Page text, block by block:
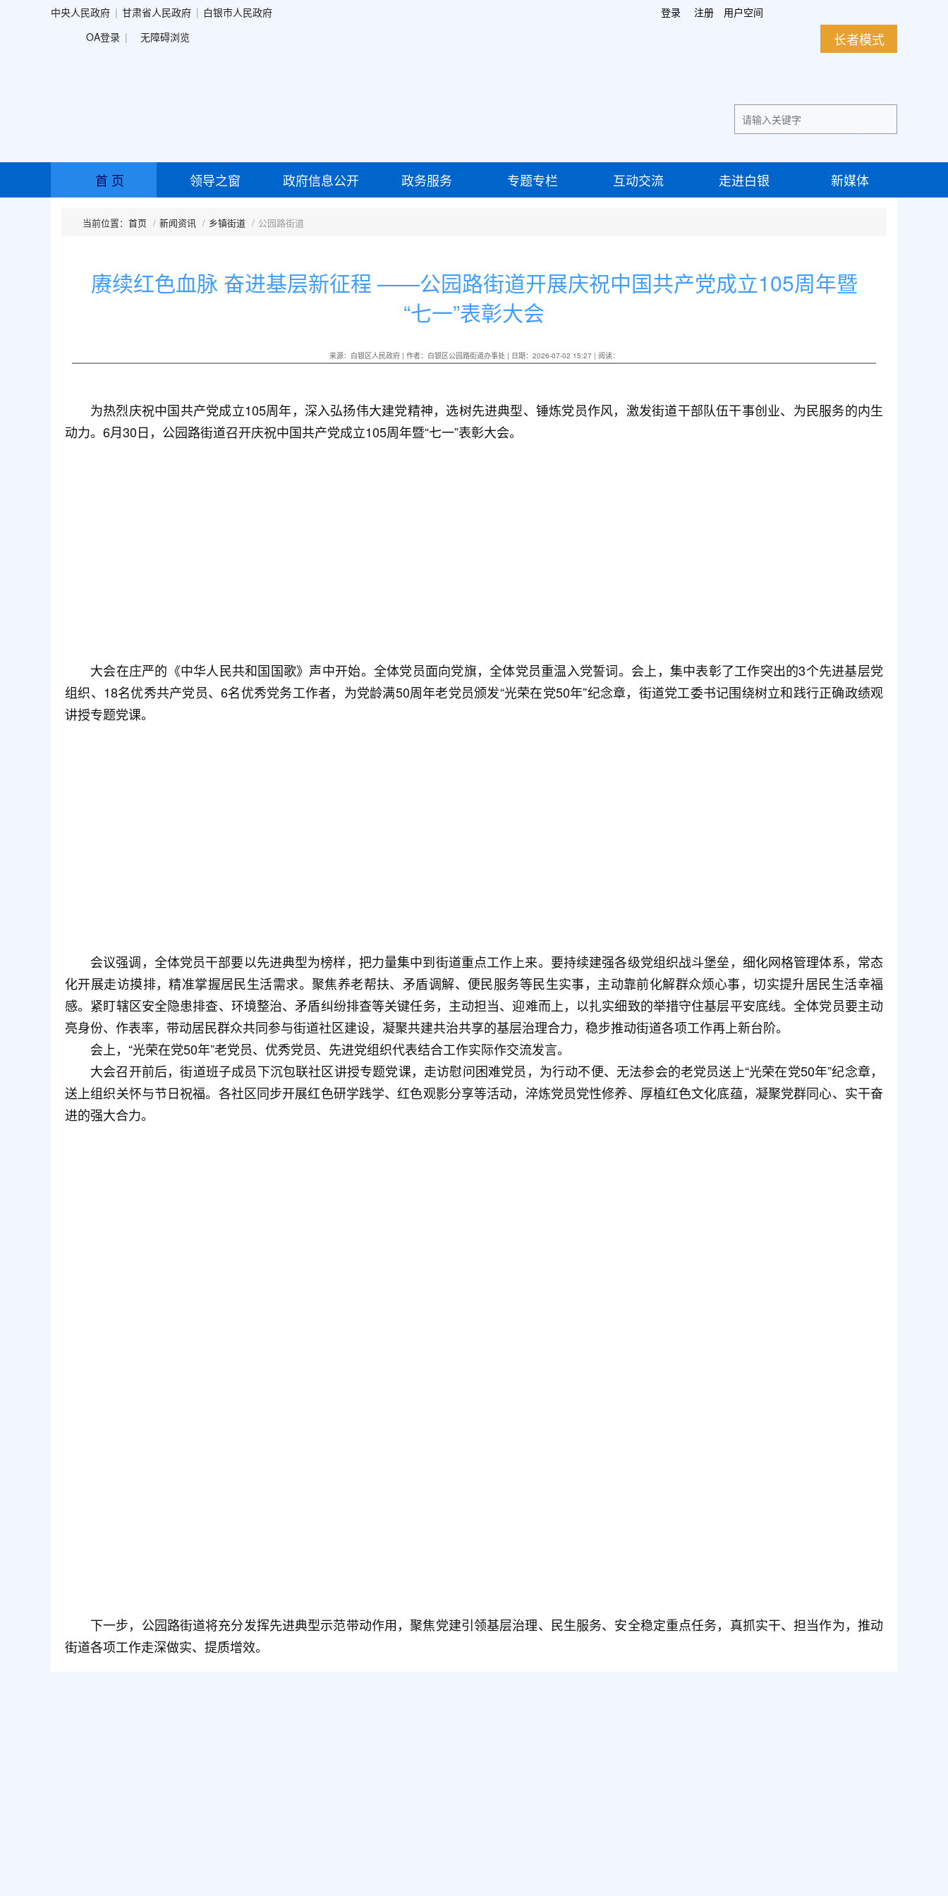
中央人民政府 甘肃省人民政府 白银市人民政府 登录 注册
用户空间
OA登录
无障碍浏览 长者模式
首 页 领导之窗 政府信息公开 政务服务 专题专栏 互动交流 走进白银 新媒体
首页 新闻资讯 乡镇街道 公园路街道
赓续红色血脉 奋进基层新征程 ——公园路街道开展庆祝中国共产党成立105周年暨
“七一”表彰大会
来源：白银区人民政府 | 作者：白银区公园路街道办事处 | 日期：2026-07-02 15:27 | 阅读：
为热烈庆祝中国共产党成立105周年，深入弘扬伟大建党精神，选树先进典型、锤炼党员作风，激发街道干部队伍干事创业、为民服务的内生
动力。6月30日，公园路街道召开庆祝中国共产党成立105周年暨“七一”表彰大会。
大会在庄严的《中华人民共和国国歌》声中开始。全体党员面向党旗，全体党员重温入党誓词。会上，集中表彰了工作突出的3个先进基层党
组织、18名优秀共产党员、6名优秀党务工作者，为党龄满50周年老党员颁发“光荣在党50年”纪念章，街道党工委书记围绕树立和践行正确政绩观
讲授专题党课。
会议强调，全体党员干部要以先进典型为榜样，把力量集中到街道重点工作上来。要持续建强各级党组织战斗堡垒，细化网格管理体系，常态
化开展走访摸排，精准掌握居民生活需求。聚焦养老帮扶、矛盾调解、便民服务等民生实事，主动靠前化解群众烦心事，切实提升居民生活幸福
感。紧盯辖区安全隐患排查、环境整治、矛盾纠纷排查等关键任务，主动担当、迎难而上，以扎实细致的举措守住基层平安底线。全体党员要主动
亮身份、作表率，带动居民群众共同参与街道社区建设，凝聚共建共治共享的基层治理合力，稳步推动街道各项工作再上新台阶。
会上，“光荣在党50年”老党员、优秀党员、先进党组织代表结合工作实际作交流发言。
大会召开前后，街道班子成员下沉包联社区讲授专题党课，走访慰问困难党员，为行动不便、无法参会的老党员送上“光荣在党50年”纪念章，
送上组织关怀与节日祝福。各社区同步开展红色研学践学、红色观影分享等活动，淬炼党员党性修养、厚植红色文化底蕴，凝聚党群同心、实干奋
进的强大合力。
下一步，公园路街道将充分发挥先进典型示范带动作用，聚焦党建引领基层治理、民生服务、安全稳定重点任务，真抓实干、担当作为，推动
街道各项工作走深做实、提质增效。